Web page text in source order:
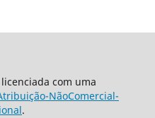
com uma
NãoComercial-
.